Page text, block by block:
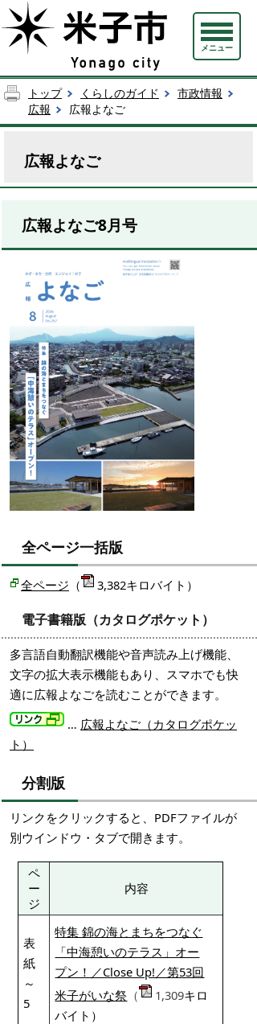
メニュー
トップ くらしのガイド
市政情報
広報
広報よなご
広報よなご
広報よなご8月号
全ページ一括版
全ページ （ 3,382キロバイト）
電子書籍版（カタログポケット）
多言語自動翻訳機能や音声読み上げ機能、
文字の拡大表示機能もあり、スマホでも快
適に広報よなごを読むことができます。
… 広報よなご（カタログポケッ
ト）
分割版
リンクをクリックすると、PDFファイルが
別ウインドウ・タブで開きます。
ペ
ー
ジ
内容
表
紙
～
5
特集 錦の海とまちをつなぐ
「中海憩いのテラス」オー
プン！／Close Up!／第53回
米子がいな祭 （ 1,309キロ
バイト）